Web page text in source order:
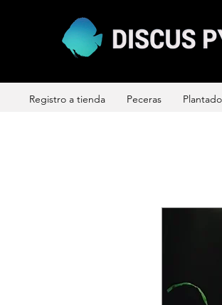
Registro a tienda Peceras